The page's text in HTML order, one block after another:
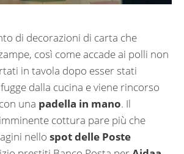
di decorazioni di carta che
così come accade ai polli non
in tavola dopo esser stati
dalla cucina e viene rincorso
una padella in mano. Il
cottura pare più che
nello spot delle Poste